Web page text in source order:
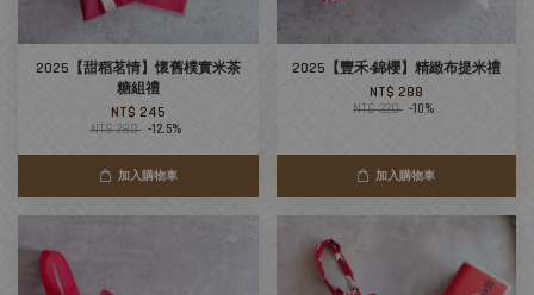
2025【甜稻茗情】懷舊樸實米茶
糖組禮
NT$ 245
NT$ 280 -12.5%
加入購物車
2025【豐禾‧錦櫻】精緻布提米禮
NT$ 288
NT$ 320 -10%
加入購物車